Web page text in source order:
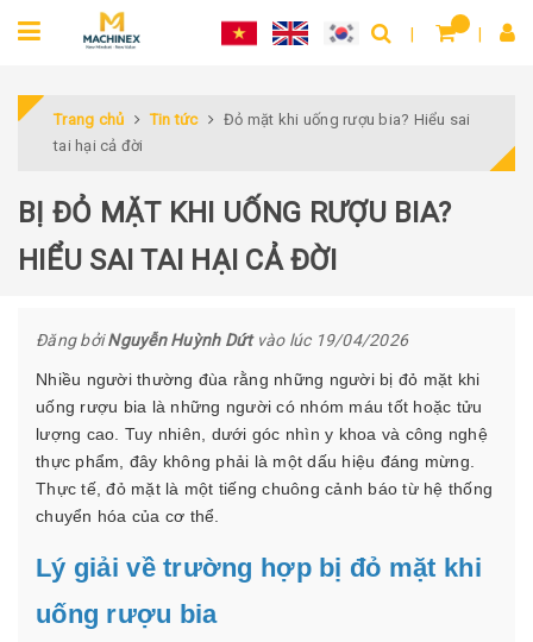
Trang chủ Tin tức
Đỏ mặt khi uống rượu bia? Hiểu sai
tai hại cả đời
BỊ ĐỎ MẶT KHI UỐNG RƯỢU BIA?
HIỂU SAI TAI HẠI CẢ ĐỜI
Đăng bởiNguyễn Huỳnh Dứtvào lúc 19/04/2026
Nhiều người thường đùa rằng những người bị đỏ mặt khi
uống rượu bia là những người có nhóm máu tốt hoặc tửu
lượng cao. Tuy nhiên, dưới góc nhìn y khoa và công nghệ
thực phẩm, đây không phải là một dấu hiệu đáng mừng.
Thực tế, đỏ mặt là một tiếng chuông cảnh báo từ hệ thống
chuyển hóa của cơ thể.
Lý giải về trường hợp bị đỏ mặt khi
uống rượu bia